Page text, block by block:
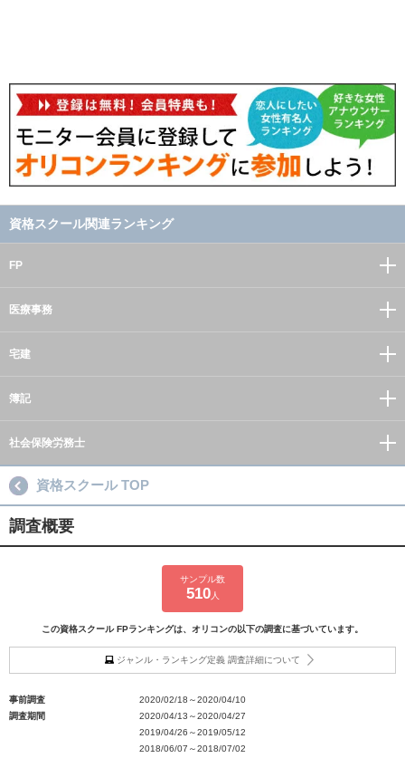
資格スクール関連ランキング
FP
医療事務
宅建
簿記
社会保険労務士
資格スクール TOP
調査概要
サンプル数
510人
この資格スクール FPランキングは、オリコンの以下の調査に基づいています。
ジャンル・ランキング定義 調査詳細について
事前調査
2020/02/18～2020/04/10
調査期間
2020/04/13～2020/04/27
2019/04/26～2019/05/12
2018/06/07～2018/07/02